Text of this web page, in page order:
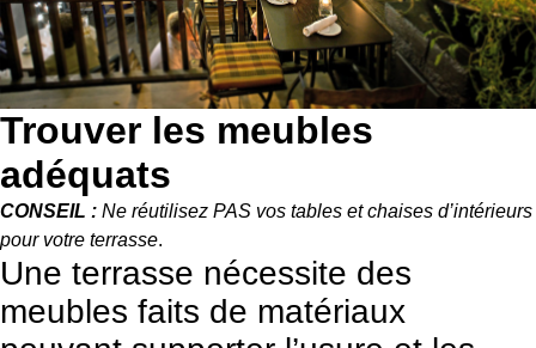
Trouver les meubles
adéquats
CONSEIL : Ne réutilisez PAS vos tables et chaises d’intérieurs
pour votre terrasse.
Une terrasse nécessite des
meubles faits de matériaux